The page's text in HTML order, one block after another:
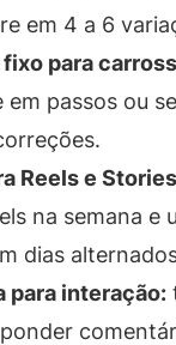
em 4 a 6
para
em passos ou
Reels e
na semana e
dias
para interação: